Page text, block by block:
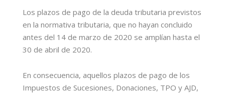
Los plazos de pago de la deuda tributaria previstos
en la normativa tributaria, que no hayan concluido
antes del 14 de marzo de 2020 se amplían hasta el
30 de abril de 2020.
En consecuencia, aquellos plazos de pago de los
Impuestos de Sucesiones, Donaciones, TPO y AJD,